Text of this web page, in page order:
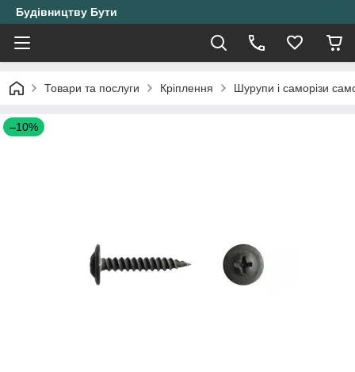
Будівництву Бути
Товари та послуги Кріплення Шурупи і саморізи
–10%